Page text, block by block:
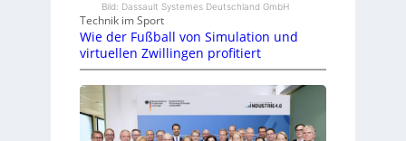
Bild: Dassault Systemes Deutschland GmbH
Technik im Sport
Wie der Fußball von Simulation und
virtuellen Zwillingen profitiert